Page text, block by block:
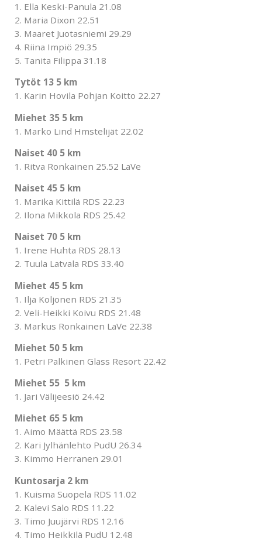
1. Ella Keski-Panula 21.08
2. Maria Dixon 22.51
3. Maaret Juotasniemi 29.29
4. Riina Impiö 29.35
5. Tanita Filippa 31.18
Tytöt 13 5 km
1. Karin Hovila Pohjan Koitto 22.27
Miehet 35 5 km
1. Marko Lind Hmstelijät 22.02
Naiset 40 5 km
1. Ritva Ronkainen 25.52 LaVe
Naiset 45 5 km
1. Marika Kittilä RDS 22.23
2. Ilona Mikkola RDS 25.42
Naiset 70 5 km
1. Irene Huhta RDS 28.13
2. Tuula Latvala RDS 33.40
Miehet 45 5 km
1. Ilja Koljonen RDS 21.35
2. Veli-Heikki Koivu RDS 21.48
3. Markus Ronkainen LaVe 22.38
Miehet 50 5 km
1. Petri Palkinen Glass Resort 22.42
Miehet 55 5 km
1. Jari Välijeesiö 24.42
Miehet 65 5 km
1. Aimo Määttä RDS 23.58
2. Kari Jylhänlehto PudU 26.34
3. Kimmo Herranen 29.01
Kuntosarja 2 km
1. Kuisma Suopela RDS 11.02
2. Kalevi Salo RDS 11.22
3. Timo Juujärvi RDS 12.16
4. Timo Heikkilä PudU 12.48